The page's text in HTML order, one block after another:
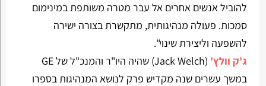
להוביל אנשים אחרים אל עבר מטרה משותפת במינימום
סמכות. פעולה מנהיגותית, מתקשרת בצורה ישירה
להשפעה וליצירת שינוי".
ג'ק וולץ'
(Jack Welch) שהיה היו"ר והמנכ"ל של GE
במשך עשרים שנה מקדיש פרק לנושא המנהיגות בספרו